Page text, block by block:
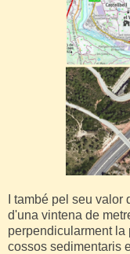
I també pel seu
d'una vintena de
perpendicularment
cossos sedimentaris